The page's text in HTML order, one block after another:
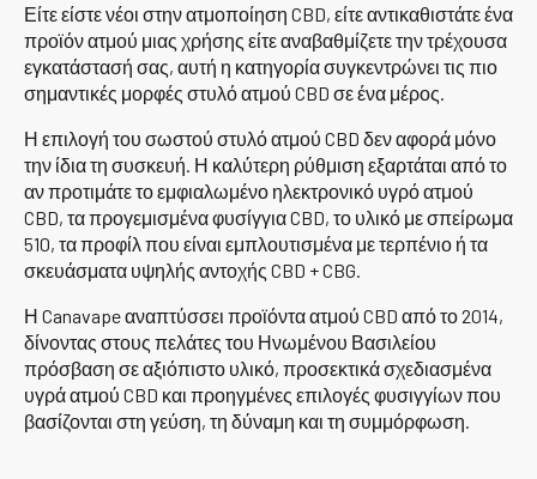
Είτε είστε νέοι στην ατμοποίηση CBD, είτε αντικαθιστάτε ένα
προϊόν ατμού μιας χρήσης είτε αναβαθμίζετε την τρέχουσα
εγκατάστασή σας, αυτή η κατηγορία συγκεντρώνει τις πιο
σημαντικές μορφές στυλό ατμού CBD σε ένα μέρος.
Η επιλογή του σωστού στυλό ατμού CBD δεν αφορά μόνο
την ίδια τη συσκευή. Η καλύτερη ρύθμιση εξαρτάται από το
αν προτιμάτε το εμφιαλωμένο ηλεκτρονικό υγρό ατμού
CBD, τα προγεμισμένα φυσίγγια CBD, το υλικό με σπείρωμα
510, τα προφίλ που είναι εμπλουτισμένα με τερπένιο ή τα
σκευάσματα υψηλής αντοχής CBD + CBG.
Η Canavape αναπτύσσει προϊόντα ατμού CBD από το 2014,
δίνοντας στους πελάτες του Ηνωμένου Βασιλείου
πρόσβαση σε αξιόπιστο υλικό, προσεκτικά σχεδιασμένα
υγρά ατμού CBD και προηγμένες επιλογές φυσιγγίων που
βασίζονται στη γεύση, τη δύναμη και τη συμμόρφωση.